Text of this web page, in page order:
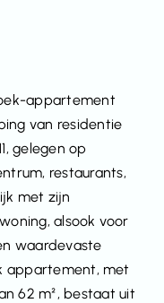
appartement
van residentie
gelegen op
restaurants,
met zijn
alsook voor
waardevaste
appartement, met
62 m², bestaat uit